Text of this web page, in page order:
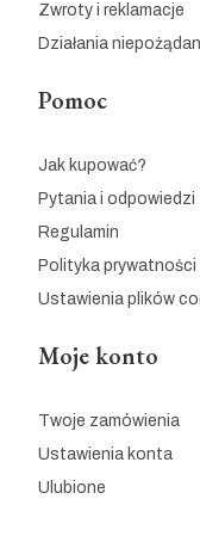
Zwroty i reklamacje
Działania
Pomoc
Jak kupować?
Pytania i odpowiedzi
Regulamin
Polityka prywatności
Ustawienia plików
Moje konto
Twoje zamówienia
Ustawienia konta
Ulubione